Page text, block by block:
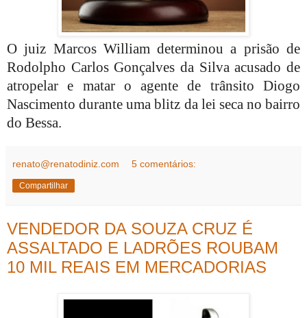
O juiz Marcos William determinou a prisão de
Rodolpho Carlos Gonçalves da Silva acusado de
atropelar e matar o agente de trânsito Diogo
Nascimento durante uma blitz da lei seca no bairro
do Bessa.
renato@renatodiniz.com 5 comentários:
Compartilhar
VENDEDOR DA SOUZA CRUZ É
ASSALTADO E LADRÕES ROUBAM
10 MIL REAIS EM MERCADORIAS